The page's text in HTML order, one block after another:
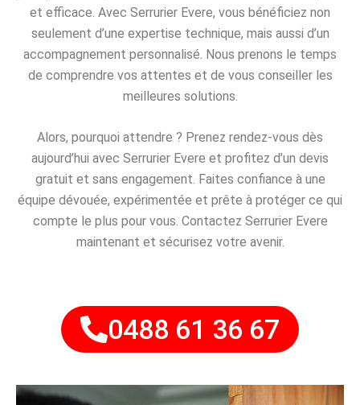
et efficace. Avec Serrurier Evere, vous bénéficiez non
seulement d’une expertise technique, mais aussi d’un
accompagnement personnalisé. Nous prenons le temps
de comprendre vos attentes et de vous conseiller les
meilleures solutions.
Alors, pourquoi attendre ? Prenez rendez-vous dès
aujourd’hui avec Serrurier Evere et profitez d’un devis
gratuit et sans engagement. Faites confiance à une
équipe dévouée, expérimentée et prête à protéger ce qui
compte le plus pour vous. Contactez Serrurier Evere
maintenant et sécurisez votre avenir.
0488 61 36 67